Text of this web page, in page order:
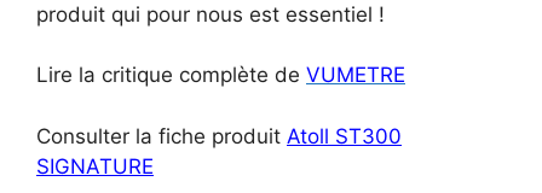
produit qui pour nous est essentiel !
Lire la critique complète de VUMETRE
Consulter la fiche produit Atoll ST300
SIGNATURE